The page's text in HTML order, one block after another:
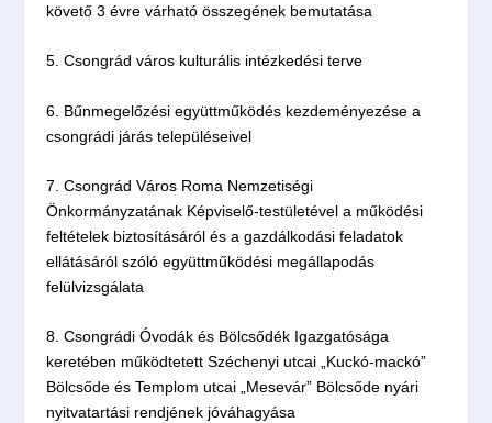
követő 3 évre várható összegének bemutatása
5. Csongrád város kulturális intézkedési terve
6. Bűnmegelőzési együttműködés kezdeményezése a
csongrádi járás településeivel
7. Csongrád Város Roma Nemzetiségi
Önkormányzatának Képviselő-testületével a működési
feltételek biztosításáról és a gazdálkodási feladatok
ellátásáról szóló együttműködési megállapodás
felülvizsgálata
8. Csongrádi Óvodák és Bölcsődék Igazgatósága
keretében működtetett Széchenyi utcai „Kuckó-mackó”
Bölcsőde és Templom utcai „Mesevár” Bölcsőde nyári
nyitvatartási rendjének jóváhagyása